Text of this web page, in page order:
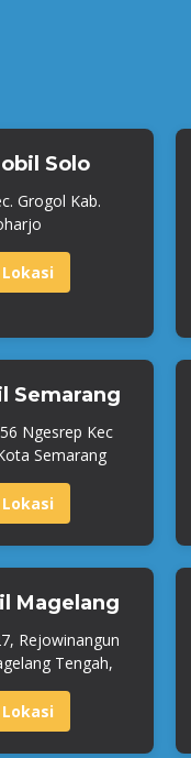
Solo
Grogol Kab.
Semarang
Ngesrep Kec
Semarang
Magelang
Rejowinangun
Tengah,